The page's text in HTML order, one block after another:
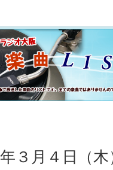
３月４日（木